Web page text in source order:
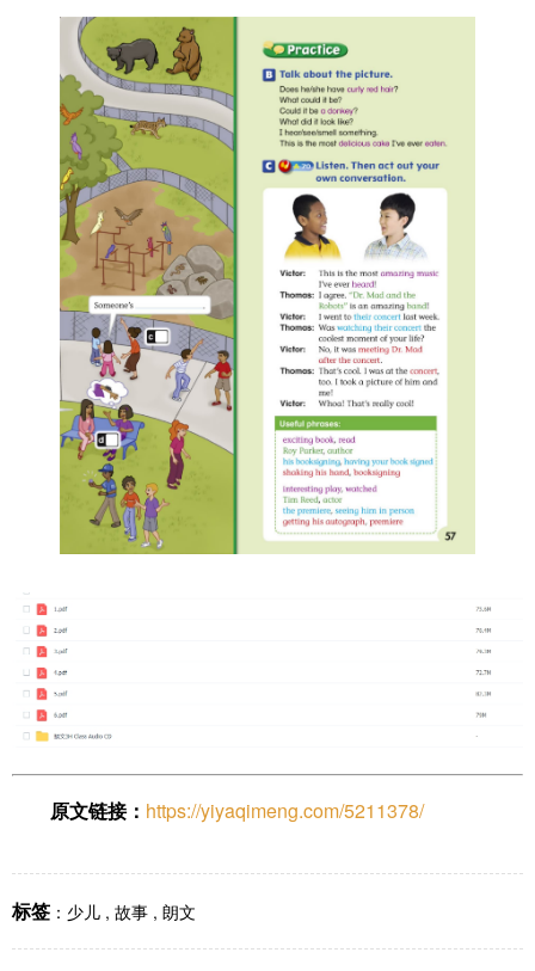
原文链接： https://yiyaqimeng.com/5211378/
标签 ： 少儿 , 故事 , 朗文